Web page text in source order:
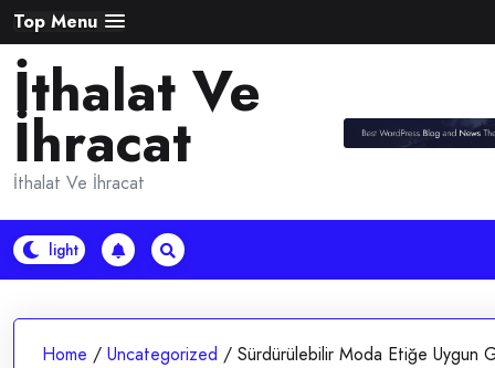
Skip
to
content
Top Menu
İthalat Ve
İhracat
İthalat Ve İhracat
Home / Uncategorized / Sürdürülebilir Moda Etiğe Uygun